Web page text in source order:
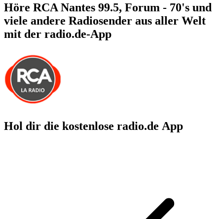
Höre RCA Nantes 99.5, Forum - 70's und
viele andere Radiosender aus aller Welt
mit der radio.de-App
Hol dir die kostenlose radio.de App